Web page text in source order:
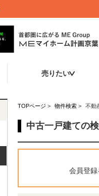
売りたい
TOPページ > 物件検索 > 不動
中古一戸建ての
会員登